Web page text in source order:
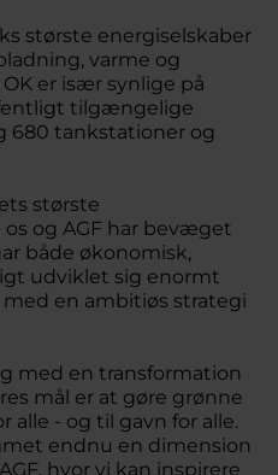
største energiselskaber
varme og
er især synlige på
tilgængelige
680 tankstationer og
største
og AGF har bevæget
både økonomisk,
udviklet sig enormt
en ambitiøs strategi
med en transformation
mål er at gøre grønne
- og til gavn for alle.
endnu en dimension
hvor vi kan inspirere